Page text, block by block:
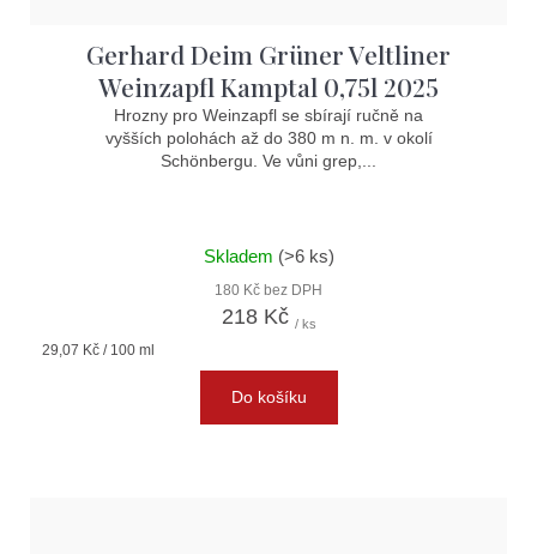
Gerhard Deim Grüner Veltliner
Weinzapfl Kamptal 0,75l 2025
Hrozny pro Weinzapfl se sbírají ručně na
vyšších polohách až do 380 m n. m. v okolí
Schönbergu. Ve vůni grep,...
Skladem (>6 ks)
180 Kč bez DPH
218 Kč / ks
Měrná
29,07 Kč / 100 ml
Do košíku